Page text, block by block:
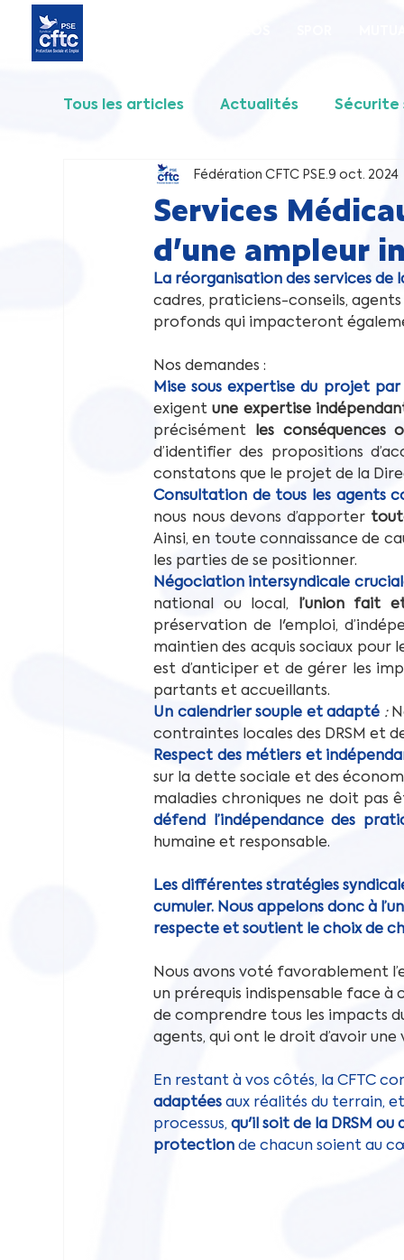
Tous les articles Actualités Sécurite
FORMATION MISSION
Communiqué intersyndical
Services
d’une ampleur
Fédération CFTC PSE 9 oct. 2024
La réorganisation des services de
cadres, praticiens-conseils,
profonds qui impacteront
Nos demandes :
Mise sous expertise du projet par
exigent une expertise
précisément les conséquences
d’identifier des propositions
constatons que le projet de la
Consultation de tous les agents
nous nous devons d’apporter
Ainsi, en toute connaissance de
les parties de se positionner.
Négociation intersyndicale
national ou local,
l’union fait
préservation de l'emploi,
maintien des acquis sociaux pour
est d’anticiper et de gérer les
partants et accueillants.
Un calendrier souple et adapté :
contraintes locales des DRSM et
Respect des métiers et
sur la dette sociale et des
maladies chroniques ne doit pas
défend l’indépendance des
humaine et responsable.
Les différentes stratégies
cumuler. Nous appelons donc à
respecte et soutient le choix de
Nous avons voté favorablement
un prérequis indispensable face
de comprendre tous les impacts
agents, qui ont le droit d’avoir
En restant à vos côtés, la CFTC
adaptées aux réalités du terrain,
processus, qu'il soit de la DRSM ou
protection de chacun soient au